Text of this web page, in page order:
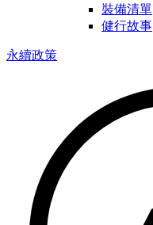
裝備清單
健行故事
永續政策